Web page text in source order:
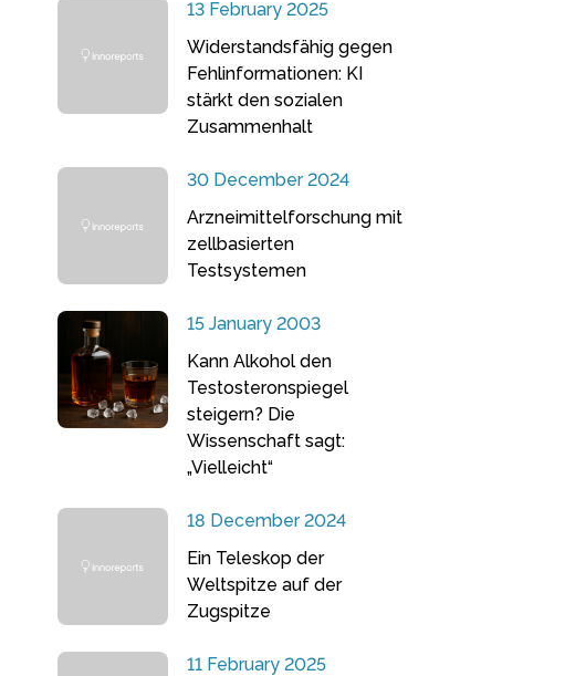
13 February 2025
Widerstandsfähig gegen
Fehlinformationen: KI
stärkt den sozialen
Zusammenhalt
30 December 2024
Arzneimittelforschung mit
zellbasierten
Testsystemen
15 January 2003
Kann Alkohol den
Testosteronspiegel
steigern? Die
Wissenschaft sagt:
„Vielleicht“
18 December 2024
Ein Teleskop der
Weltspitze auf der
Zugspitze
11 February 2025